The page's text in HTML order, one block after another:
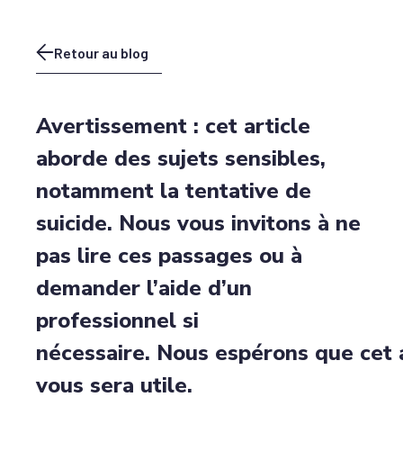
Retour au blog
Avertissement : cet article
aborde des sujets sensibles,
notamment la tentative de
suicide. Nous vous invitons à ne
pas lire ces passages ou à
demander l’aide d’un
professionnel si
nécessaire. Nous espérons que cet
vous sera utile.